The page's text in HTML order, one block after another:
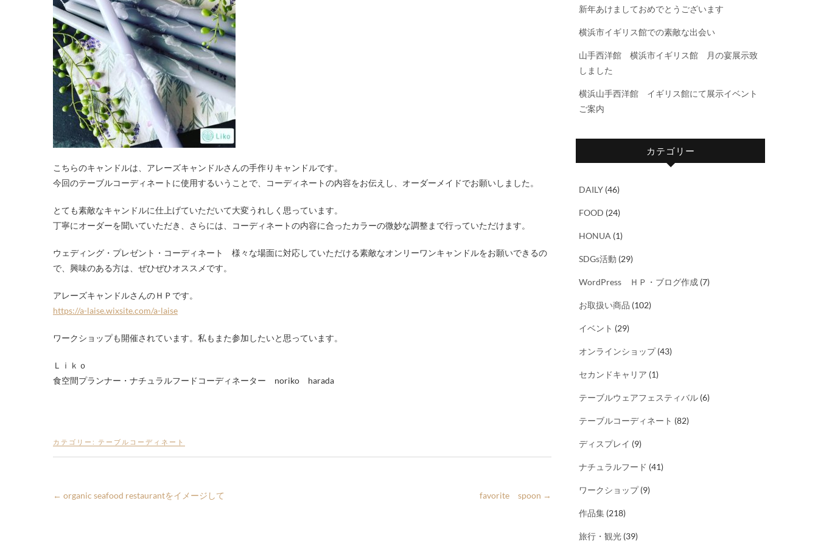
こちらのキャンドルは、アレーズキャンドルさんの手作りキャンドルです。
今回のテーブルコーディネートに使用するいうことで、コーディネートの内容をお伝えし、オーダーメイドでお願いしました。
とても素敵なキャンドルに仕上げていただいて大変うれしく思っています。
丁寧にオーダーを聞いていただき、さらには、コーディネートの内容に合ったカラーの微妙な調整まで行っていただけます。
ウェディング・プレゼント・コーディネート 様々な場面に対応していただける素敵なオンリーワンキャンドルをお願いできるの
で、興味のある方は、ぜひぜひオススメです。
アレーズキャンドルさんのＨＰです。
https://a-laise.wixsite.com/a-laise
ワークショップも開催されています。私もまた参加したいと思っています。
Ｌｉｋｏ
食空間プランナー・ナチュラルフードコーディネーター noriko harada
カテゴリー: テーブルコーディネート
← organic seafood restaurantをイメージして favorite spoon →
新年あけましておめでとうございます
横浜市イギリス館での素敵な出会い
山手西洋館 横浜市イギリス館 月の宴展示致
しました
横浜山手西洋館 イギリス館にて展示イベント
ご案内
カテゴリー
DAILY (46)
FOOD (24)
HONUA (1)
SDGs活動 (29)
WordPress ＨＰ・ブログ作成 (7)
お取扱い商品 (102)
イベント (29)
オンラインショップ(43)
セカンドキャリア (1)
テーブルウェアフェスティバル (6)
テーブルコーディネート (82)
ディスプレイ (9)
ナチュラルフード (41)
ワークショップ(9)
作品集 (218)
旅行・観光 (39)